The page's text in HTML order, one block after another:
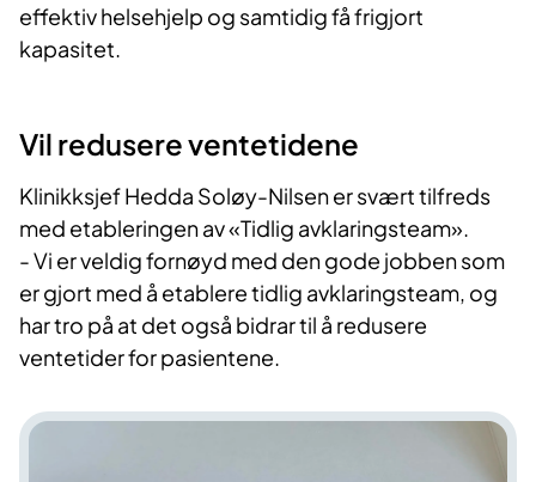
effektiv helsehjelp og samtidig få frigjort
kapasitet.
Vil redusere ventetidene
Klinikksjef Hedda Soløy-Nilsen er svært tilfreds
med etableringen av «Tidlig avklaringsteam».
- Vi er veldig fornøyd med den gode jobben som
er gjort med å etablere tidlig avklaringsteam, og
har tro på at det også bidrar til å redusere
ventetider for pasientene.